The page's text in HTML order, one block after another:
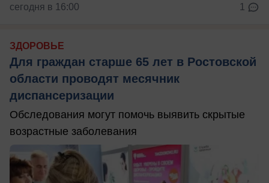
сегодня в 16:00 1
ЗДОРОВЬЕ
Для граждан старше 65 лет в Ростовской
области проводят месячник
диспансеризации
Обследования могут помочь выявить скрытые
возрастные заболевания